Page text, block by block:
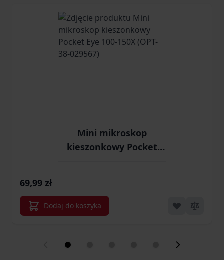
Mini mikroskop
kieszonkowy Pocket
69,99 zł
Dodaj do koszyka